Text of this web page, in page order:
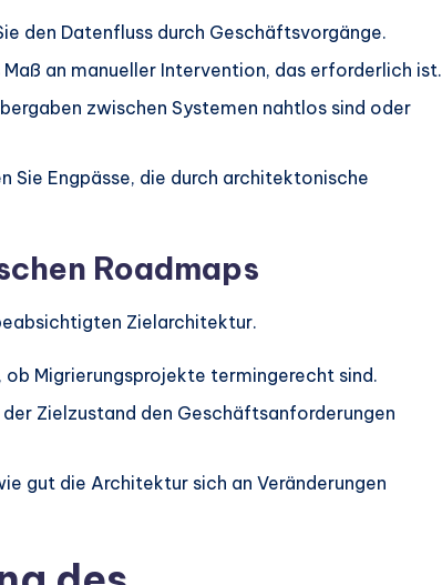
den Datenfluss durch Geschäftsvorgänge.
an manueller Intervention, das erforderlich ist.
zwischen Systemen nahtlos sind oder
Sie Engpässe, die durch architektonische
Roadmaps
Zielarchitektur.
ob Migrierungsprojekte termingerecht sind.
Zielzustand den Geschäftsanforderungen
gut die Architektur sich an Veränderungen